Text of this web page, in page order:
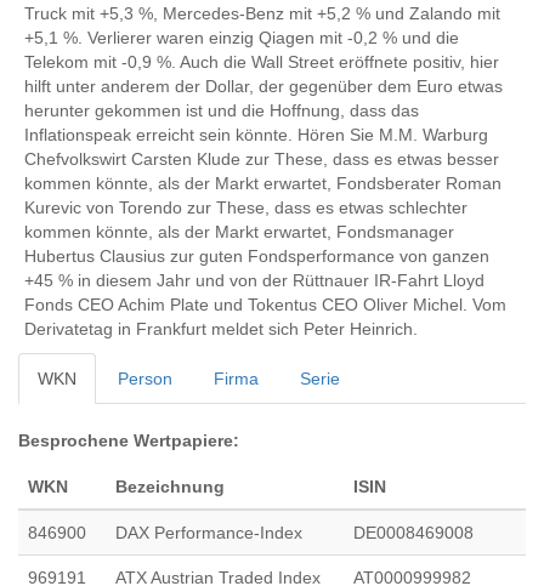
Truck mit +5,3 %, Mercedes-Benz mit +5,2 % und Zalando mit
+5,1 %. Verlierer waren einzig Qiagen mit -0,2 % und die
Telekom mit -0,9 %. Auch die Wall Street eröffnete positiv, hier
hilft unter anderem der Dollar, der gegenüber dem Euro etwas
herunter gekommen ist und die Hoffnung, dass das
Inflationspeak erreicht sein könnte. Hören Sie M.M. Warburg
Chefvolkswirt Carsten Klude zur These, dass es etwas besser
kommen könnte, als der Markt erwartet, Fondsberater Roman
Kurevic von Torendo zur These, dass es etwas schlechter
kommen könnte, als der Markt erwartet, Fondsmanager
Hubertus Clausius zur guten Fondsperformance von ganzen
+45 % in diesem Jahr und von der Rüttnauer IR-Fahrt Lloyd
Fonds CEO Achim Plate und Tokentus CEO Oliver Michel. Vom
Derivatetag in Frankfurt meldet sich Peter Heinrich.
WKN Person Firma Serie
Besprochene Wertpapiere:
WKN Bezeichnung ISIN
846900 DAX Performance-Index DE0008469008
969191 ATX Austrian Traded Index AT0000999982